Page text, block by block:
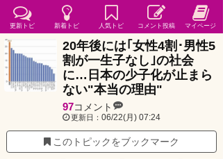
20年後には｢女性4割･男性5
割が一生子なし｣の社会
に…日本の少子化が止まら
ない"本当の理由"
97コメント
更新日： 06/22(月) 07:24
このトピックをブックマーク
更新トピ 新着トピ 人気トピ コメント投稿 マイページ